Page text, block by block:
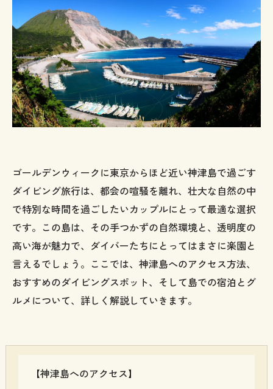
ゴールデンウィークに東京からほど近い神津島で過ごす
ダイビング旅行は、都会の喧騒を離れ、壮大な自然の中
で特別な時間を過ごしたいカップルにとって最適な選択
です。この島は、その手つかずの自然環境と、透明度の
高い海が魅力で、ダイバーたちにとってはまさに楽園と
言えるでしょう。ここでは、神津島へのアクセス方法、
おすすめのダイビングスポット、そして島での宿泊とグ
ルメについて、詳しく解説していきます。
【神津島へのアクセス】